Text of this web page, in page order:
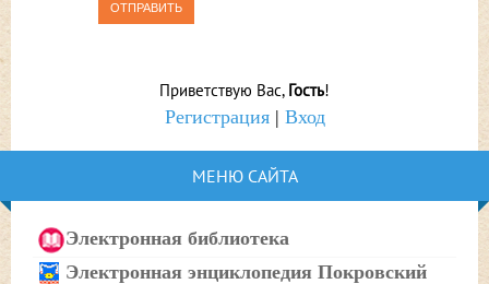
ОТПРАВИТЬ
Приветствую Вас, Гость!
Регистрация| Вход
МЕНЮ САЙТА
Электронная библиотека
Электронная энциклопедия Покровский